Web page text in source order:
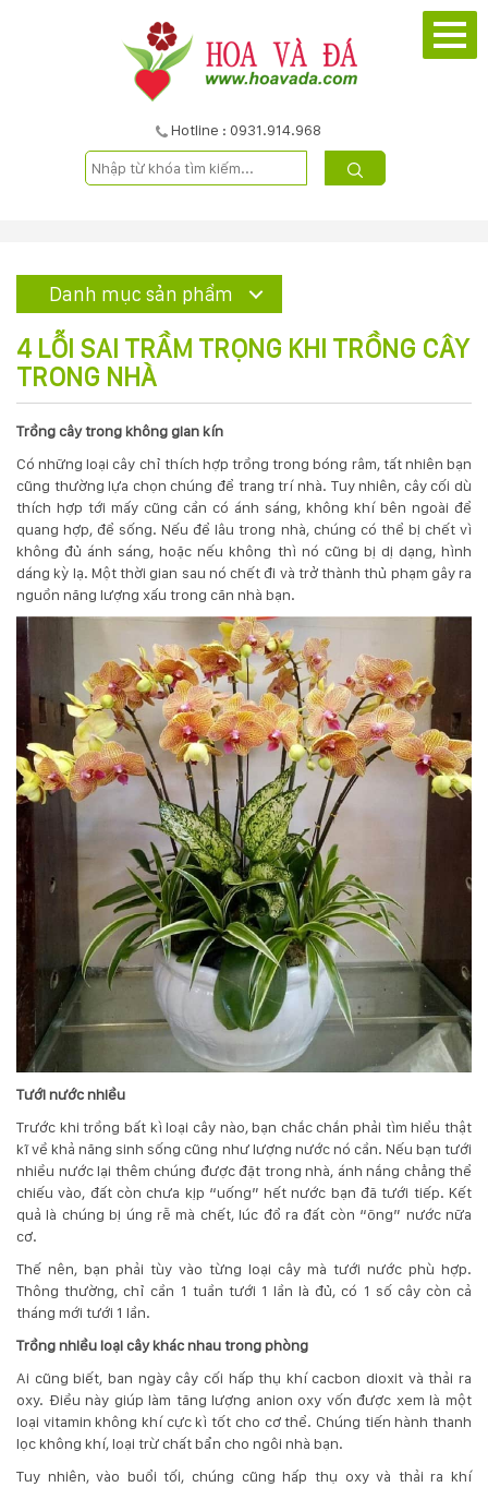
Hotline : 0931.914.968
PHẨM
DỊCH
VỤ
KỸ
THUẬT
TRỒNG
HÌNH
ẢNH
HỆ
Hotline
:
0931.914.968
hoasenvietdn@gmail.com
573
Nguyễn
Hữu
Thọ
-
Cẩm
-
Đà
nẵng
132
Danh mục sản phẩm
4 LỖI SAI TRẦM TRỌNG KHI TRỒNG CÂY
TRONG NHÀ
Trồng cây trong không gian kín
Có những loại cây chỉ thích hợp trồng trong bóng râm, tất nhiên bạn
cũng thường lựa chọn chúng để trang trí nhà. Tuy nhiên, cây cối dù
thích hợp tới mấy cũng cần có ánh sáng, không khí bên ngoài để
quang hợp, để sống. Nếu để lâu trong nhà, chúng có thể bị chết vì
không đủ ánh sáng, hoặc nếu không thì nó cũng bị dị dạng, hình
dáng kỳ lạ. Một thời gian sau nó chết đi và trở thành thủ phạm gây ra
nguồn năng lượng xấu trong căn nhà bạn.
Tưới nước nhiều
Trước khi trồng bất kì loại cây nào, bạn chắc chắn phải tìm hiểu thật
kĩ về khả năng sinh sống cũng như lượng nước nó cần. Nếu bạn tưới
nhiều nước lại thêm chúng được đặt trong nhà, ánh nắng chẳng thể
chiếu vào, đất còn chưa kịp “uống” hết nước bạn đã tưới tiếp. Kết
quả là chúng bị úng rễ mà chết, lúc đổ ra đất còn “õng” nước nữa
cơ.
Thế nên, bạn phải tùy vào từng loại cây mà tưới nước phù hợp.
Thông thường, chỉ cần 1 tuần tưới 1 lần là đủ, có 1 số cây còn cả
tháng mới tưới 1 lần.
Trồng nhiều loại cây khác nhau trong phòng
Ai cũng biết, ban ngày cây cối hấp thụ khí cacbon dioxit và thải ra
oxy. Điều này giúp làm tăng lượng anion oxy vốn được xem là một
loại vitamin không khí cực kì tốt cho cơ thể. Chúng tiến hành thanh
lọc không khí, loại trừ chất bẩn cho ngôi nhà bạn.
Tuy nhiên, vào buổi tối, chúng cũng hấp thụ oxy và thải ra khí